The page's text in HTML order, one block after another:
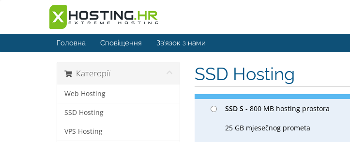
Головна Сповіщення Зв'язок з нами
SSD Hosting
Категорії
Web Hosting
SSD Hosting
VPS Hosting
SSD S - 800 MB hosting prostora
25 GB mjesečnog prometa